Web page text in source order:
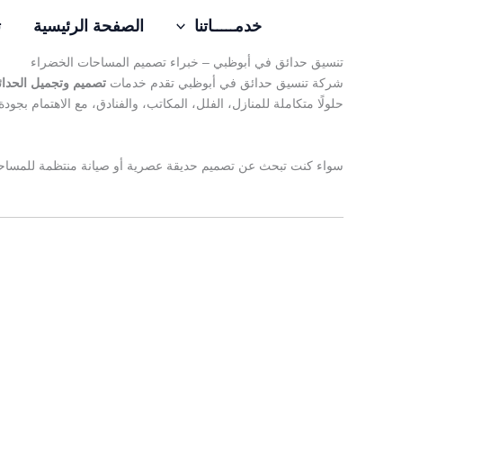
خدمـــــاتنا الصفحة الرئيسية
تنسيق حدائق في أبوظبي – خبراء تصميم المساحات الخضراء
شركة تنسيق حدائق في أبوظبي تقدم خدمات تصميم وتجميل
حلولًا متكاملة للمنازل، الفلل، المكاتب، والفنادق، مع الاهتمام
سواء كنت تبحث عن تصميم حديقة عصرية أو صيانة منتظمة